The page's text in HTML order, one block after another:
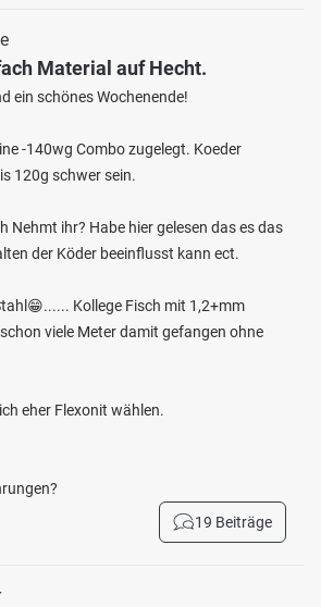
Material auf Hecht.
ein schönes Wochenende!
-140wg Combo zugelegt. Koeder
120g schwer sein.
Nehmt ihr? Habe hier gelesen das es das
der Köder beeinflusst kann ect.
Kollege Fisch mit 1,2+mm
viele Meter damit gefangen ohne
eher Flexonit wählen.
19 Beiträge